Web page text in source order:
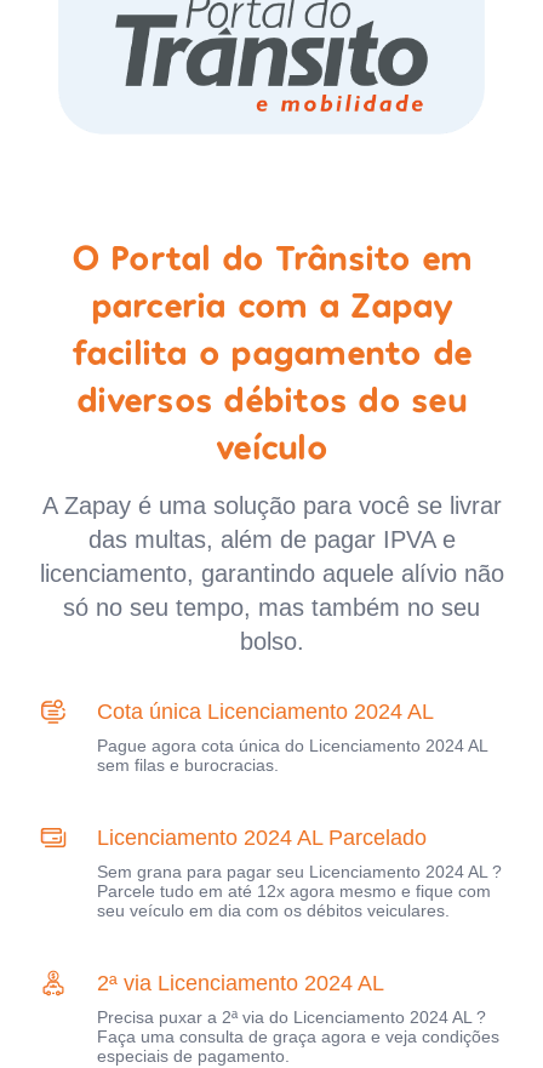
O Portal do Trânsito em
parceria com a Zapay
facilita o pagamento de
diversos débitos do seu
veículo
A Zapay é uma solução para você se livrar
das multas, além de pagar IPVA e
licenciamento, garantindo aquele alívio não
só no seu tempo, mas também no seu
bolso.
Cota única Licenciamento 2024 AL
Pague agora cota única do Licenciamento 2024 AL
sem filas e burocracias.
Licenciamento 2024 AL Parcelado
Sem grana para pagar seu Licenciamento 2024 AL ?
Parcele tudo em até 12x agora mesmo e fique com
seu veículo em dia com os débitos veiculares.
2ª via Licenciamento 2024 AL
Precisa puxar a 2ª via do Licenciamento 2024 AL ?
Faça uma consulta de graça agora e veja condições
especiais de pagamento.